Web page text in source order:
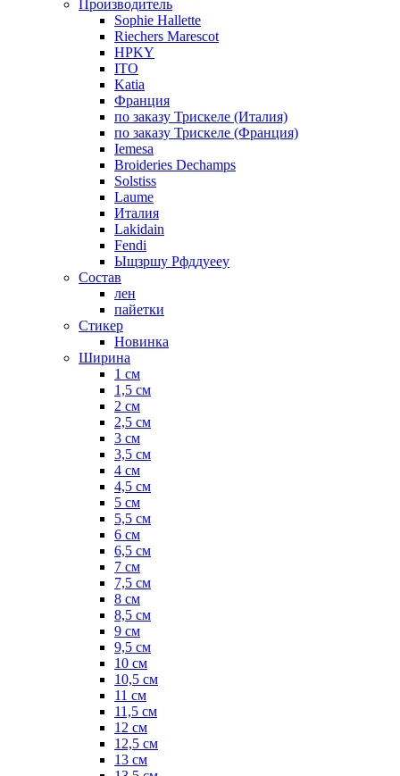
Производитель
Sophie Hallette
Riechers Marescot
HPKY
ITO
Katia
Франция
по заказу Трискеле (Италия)
по заказу Трискеле (Франция)
Iemesa
Broideries Dechamps
Solstiss
Laume
Италия
Lakidain
Fendi
Ыщзршу Рфддуееу
Состав
лен
пайетки
Стикер
Новинка
Ширина
1 см
1,5 см
2 см
2,5 см
3 см
3,5 см
4 см
4,5 см
5 см
5,5 см
6 см
6,5 см
7 см
7,5 см
8 см
8,5 см
9 см
9,5 см
10 см
10,5 см
11 см
11,5 см
12 см
12,5 см
13 см